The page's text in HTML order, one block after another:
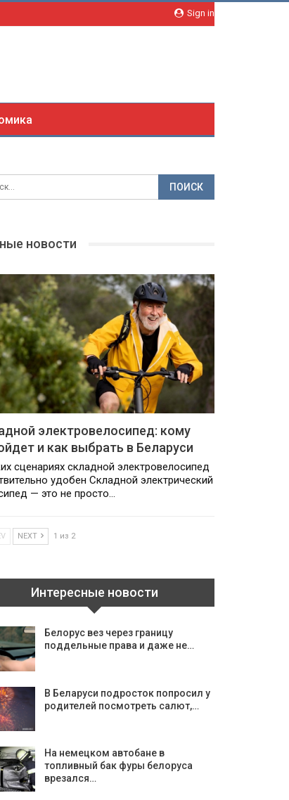
Sign in
новости
электровелосипед: кому
и как выбрать в Беларуси
сценариях складной электровелосипед
удобен Складной электрический
— это не просто…
NEXT 1 из 2
Интересные новости
Белорус вез через границу
поддельные права и даже не…
В Беларуси подросток попросил у
родителей посмотреть салют,…
На немецком автобане в
топливный бак фуры белоруса
врезался…